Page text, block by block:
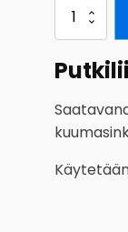
Käsijohteen
seinäkiinnike
40
x
40
määrä